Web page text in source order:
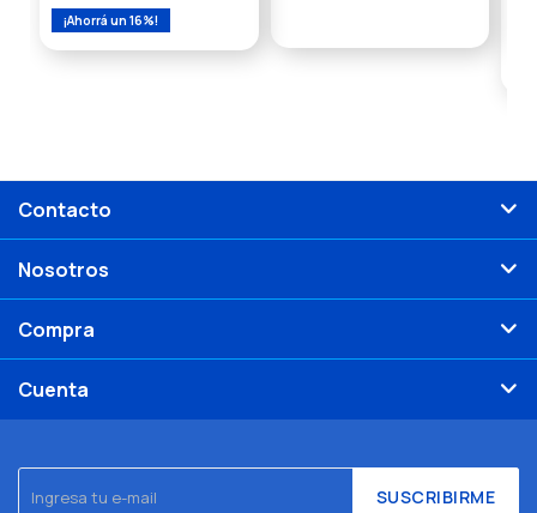
16
SUSCRIBIRME
Contacto
Nosotros
Compra
Cuenta